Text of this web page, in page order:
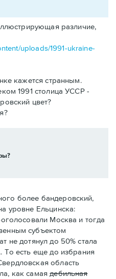
различие,
uploads/1991-ukraine-
кажется странным.
1991 столица УССР -
цвет?
более бандеровский,
уровне Ельцинска:
Москва и тогда
субъектом
не дотянул до 50% стала
То есть еще до избрания
область
как самаядебильная